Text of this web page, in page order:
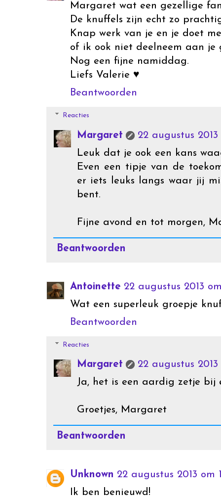
Margaret wat een gezellige
De knuffels zijn echt zo
Knap werk van je en je doet
of ik ook niet deelneem aan je
Nog een fijne namiddag.
Liefs Valerie ♥
Beantwoorden
Reacties
Margaret
22 augustus 2013
Leuk dat je ook een kans
Even een tipje van de
er iets leuks langs waar jij
bent.
Fijne avond en tot morgen,
Beantwoorden
Antoinette 22 augustus 2013
Wat een superleuk groepje
Beantwoorden
Reacties
Margaret
22 augustus 2013
Ja, het is een aardig zetje bij
Groetjes, Margaret
Beantwoorden
Unknown 22 augustus 2013 om
Ik ben benieuwd!